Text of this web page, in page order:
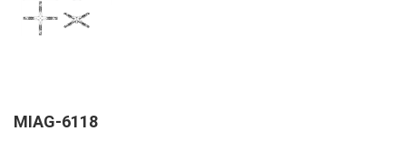
MIAG-6118